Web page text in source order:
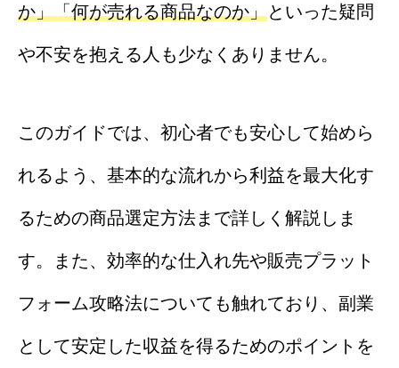
か」「何が売れる商品なのか」といった疑問
や不安を抱える人も少なくありません。
このガイドでは、初心者でも安心して始めら
れるよう、基本的な流れから利益を最大化す
るための商品選定方法まで詳しく解説しま
す。また、効率的な仕入れ先や販売プラット
フォーム攻略法についても触れており、副業
として安定した収益を得るためのポイントを